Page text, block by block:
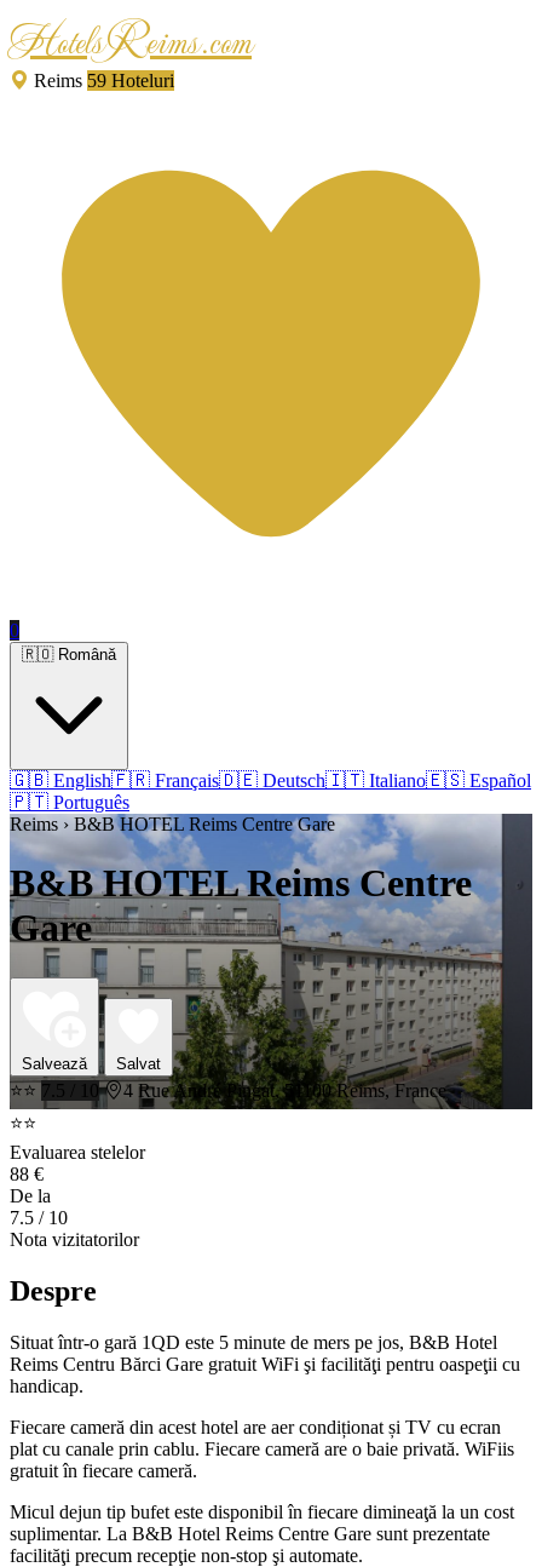
HotelsReims.com
Reims 59 Hoteluri
0
🇷🇴 Română
🇬🇧 English🇫🇷 Français🇩🇪 Deutsch🇮🇹 Italiano🇪🇸 Español
🇵🇹 Português
Reims › B&B HOTEL Reims Centre Gare
B&B HOTEL Reims Centre
Gare
Salvează Salvat
⭐⭐ 7.5 / 10
4 Rue André Pingat, 51100 Reims, France
⭐⭐
Evaluarea stelelor
88 €
De la
7.5 / 10
Nota vizitatorilor
Despre
Situat într-o gară 1QD este 5 minute de mers pe jos, B&B Hotel
Reims Centru Bărci Gare gratuit WiFi şi facilităţi pentru oaspeţii cu
handicap.
Fiecare cameră din acest hotel are aer condiționat și TV cu ecran
plat cu canale prin cablu. Fiecare cameră are o baie privată. WiFiis
gratuit în fiecare cameră.
Micul dejun tip bufet este disponibil în fiecare dimineaţă la un cost
suplimentar. La B&B Hotel Reims Centre Gare sunt prezentate
facilităţi precum recepţie non-stop şi automate.